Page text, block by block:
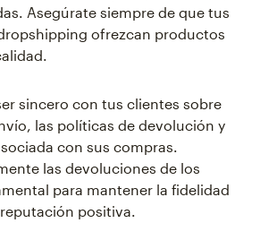
Asegúrate siempre de que tus
ofrezcan productos
sincero con tus clientes sobre
las políticas de devolución y
con sus compras.
las devoluciones de los
para mantener la fidelidad
positiva.